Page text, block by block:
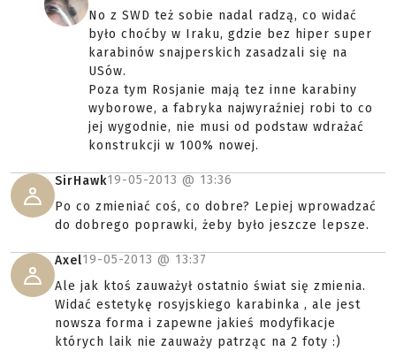
No z SWD też sobie nadal radzą, co widać
było choćby w Iraku, gdzie bez hiper super
karabinów snajperskich zasadzali się na
USów.
Poza tym Rosjanie mają tez inne karabiny
wyborowe, a fabryka najwyraźniej robi to co
jej wygodnie, nie musi od podstaw wdrażać
konstrukcji w 100% nowej.
SirHawk19-05-2013 @ 13:36
Po co zmieniać coś, co dobre? Lepiej wprowadzać
do dobrego poprawki, żeby było jeszcze lepsze.
Axel19-05-2013 @ 13:37
Ale jak ktoś zauważył ostatnio świat się zmienia.
Widać estetykę rosyjskiego karabinka , ale jest
nowsza forma i zapewne jakieś modyfikacje
których laik nie zauważy patrząc na 2 foty :)